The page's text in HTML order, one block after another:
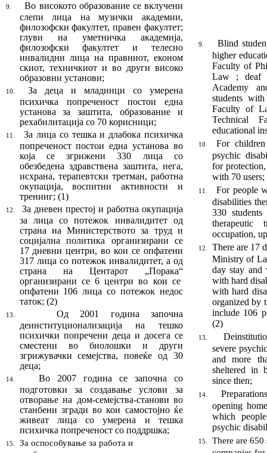
9.
Во високото образование се вклучени
слепи лица на музички академии,
филозофски факултет,правен факултет;
глуви на уметничка академија,
филозофски факултет и телесно
инвалидни лица на правниот,економ
скиот, техничкиот и во други високо
образовни установи;
10.
За деца и младинци со умерена
психичка попреченост постои една
установа за заштита, образование и
рехабилитација со 70 корисници;­­­­
11.
За лица со тешка и длабока психичка
попреченост постои една установа во
која се згрижени 330 лица со
обезбедена здравствена заштита, нега,
исхрана, терапевтски третман, работна
окупација, воспитни активности и
тренинг; (1)
12.
За дневен престој и работна окупација
за лица со потежок инвалидитет од
страна на Министерството за труд и
социјална политика организирани се
17 дневни центри, во кои се опфатени
317 лица со потежок инвалидитет, а од
страна на Центарот „Порака“
организирани се 6 центриво кои се
опфатени 106 лица со потежок недос
таток; (2)
13.
Од 2001 година започна
деинституционализација на тешко
психички попречени деца и досега се
сместени во биолошки и други
згрижувачки семејства, повеќе од 30
деца;
14.
Во 2007 година се започна со
подготовки за создавање услови за
отворање на дом-семејства-станови во
станбени згради во кои самостојно ќе
живеат лица со умерена и тешка
психичка попреченост со поддршка;
15.
За оспособување за работа и
9.
Blind
higher
Faculty of
Law ; deaf
Academy
students
Faculty of
Technical
educational
10.
For
psychic
for
with 70 users;
11.
For people
dis­abilities
330
therapeutic
occupation,
12.
There are 17
Ministry of
day stay and
with hard
with hard
organized by
include 106
(2)
13.
severe
and more
sheltered in
since then;
14.
opening
which
psychic
15.
There are